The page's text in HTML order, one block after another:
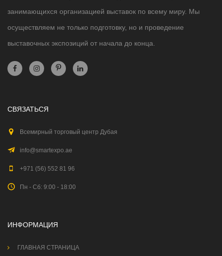
занимающихся организацией выставок по всему миру. Мы
осуществляем не только подготовку, но и проведение
выставочных экспозиций от начала до конца.
СВЯЗАТЬСЯ
Всемирный торговый центр Дубая
info@smartexpo.ae
+971 (56) 552 81 96
Пн - Сб: 9:00 - 18:00
ИНФОРМАЦИЯ
ГЛАВНАЯ СТРАНИЦА